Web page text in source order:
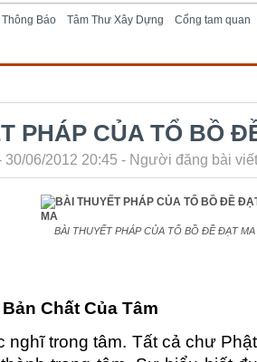
Thông Báo Tâm Thư Xây Dựng Cổng tam quan
PHÁP CỦA TỔ BỒ
06/2012 20:45 - Người đăng bài
BÀI THUYẾT PHÁP CỦA TỔ BỒ ĐỀ ĐẠT MA
Chất Của Tâm
nghĩ trong tâm. Tất cả chư